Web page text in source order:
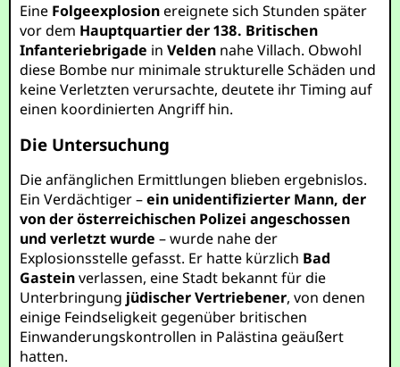
Eine Folgeexplosionereignete sich Stunden später
vor dem Hauptquartier der 138. Britischen
Infanteriebrigade inVelden nahe Villach. Obwohl
diese Bombe nur minimale strukturelle Schäden und
keine Verletzten verursachte, deutete ihr Timing auf
einen koordinierten Angriff hin.
Die Untersuchung
Die anfänglichen Ermittlungen blieben ergebnislos.
Ein Verdächtiger –ein unidentifizierter Mann, der
von der österreichischen Polizei angeschossen
und verletzt wurde – wurde nahe der
Explosionsstelle gefasst. Er hatte kürzlich Bad
Gasteinverlassen, eine Stadt bekannt für die
Unterbringung jüdischer Vertriebener, von denen
einige Feindseligkeit gegenüber britischen
Einwanderungskontrollen in Palästina geäußert
hatten.